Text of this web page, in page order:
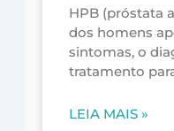
HPB (próstata
dos homens
sintomas, o
tratamento
LEIA MAIS »